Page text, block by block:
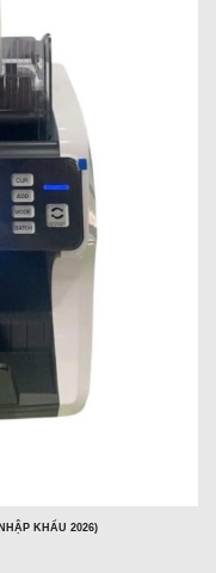
KHẨU 2026)